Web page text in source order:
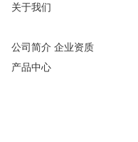
关于我们
公司简介 企业资质
产品中心